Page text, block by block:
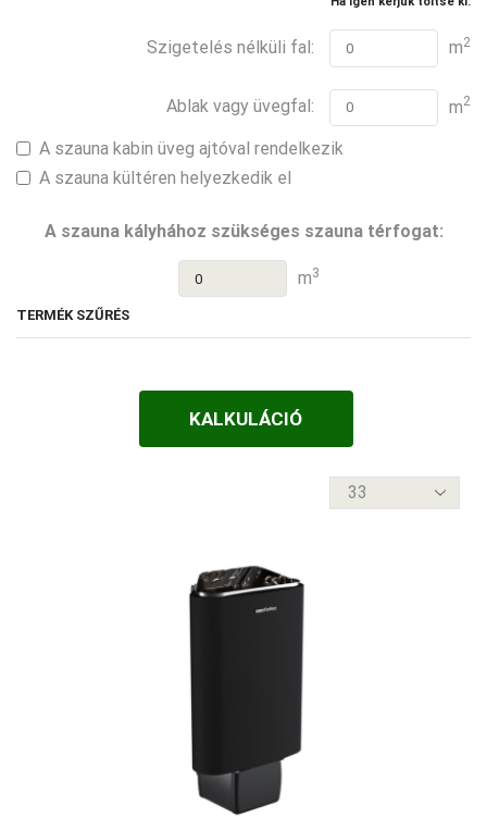
Szigetelés nélküli fal: m2
Ablak vagy üvegfal: m2
A szauna kabin üveg ajtóval rendelkezik
A szauna kültéren helyezkedik el
A szauna kályhához szükséges szauna térfogat:
m3
TERMÉK SZŰRÉS
VEZÉRLÉS NÉLKÜL
KALKULÁCIÓ
termék